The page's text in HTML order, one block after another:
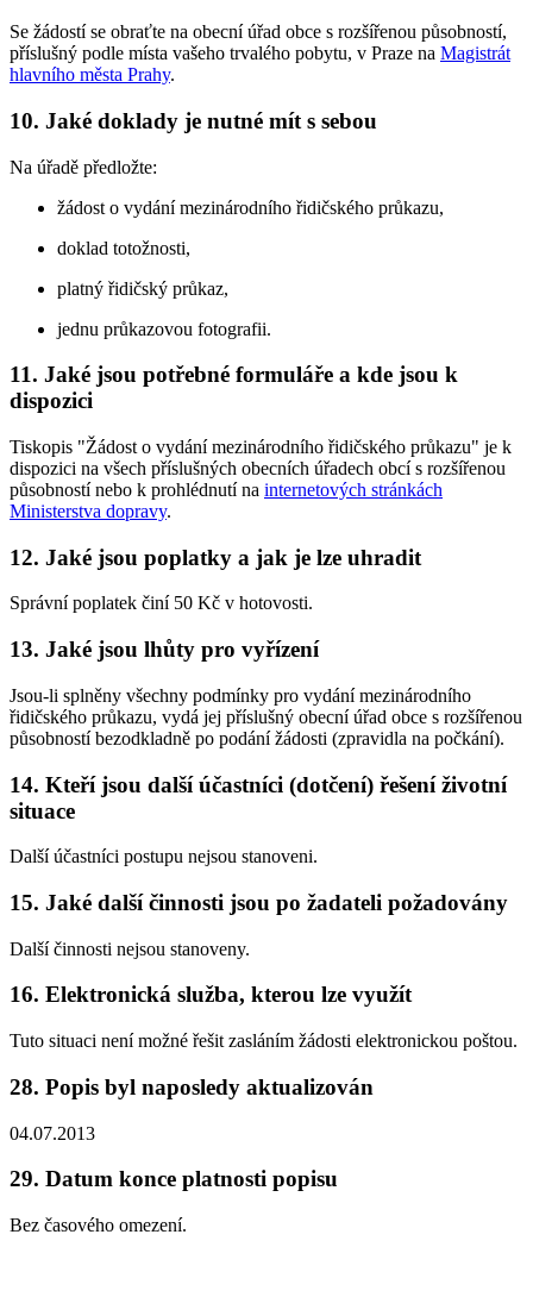
Se žádostí se obraťte na obecní úřad obce s rozšířenou působností,
příslušný podle místa vašeho trvalého pobytu, v Praze na Magistrát
hlavního města Prahy.
10. Jaké doklady je nutné mít s sebou
Na úřadě předložte:
žádost o vydání mezinárodního řidičského průkazu,
doklad totožnosti,
platný řidičský průkaz,
jednu průkazovou fotografii.
11. Jaké jsou potřebné formuláře a kde jsou k
dispozici
Tiskopis "Žádost o vydání mezinárodního řidičského průkazu" je k
dispozici na všech příslušných obecních úřadech obcí s rozšířenou
působností nebo k prohlédnutí na internetových stránkách
Ministerstva dopravy.
12. Jaké jsou poplatky a jak je lze uhradit
Správní poplatek činí 50 Kč v hotovosti.
13. Jaké jsou lhůty pro vyřízení
Jsou-li splněny všechny podmínky pro vydání mezinárodního
řidičského průkazu, vydá jej příslušný obecní úřad obce s rozšířenou
působností bezodkladně po podání žádosti (zpravidla na počkání).
14. Kteří jsou další účastníci (dotčení) řešení životní
situace
Další účastníci postupu nejsou stanoveni.
15. Jaké další činnosti jsou po žadateli požadovány
Další činnosti nejsou stanoveny.
16. Elektronická služba, kterou lze využít
Tuto situaci není možné řešit zasláním žádosti elektronickou poštou.
28. Popis byl naposledy aktualizován
04.07.2013
29. Datum konce platnosti popisu
Bez časového omezení.